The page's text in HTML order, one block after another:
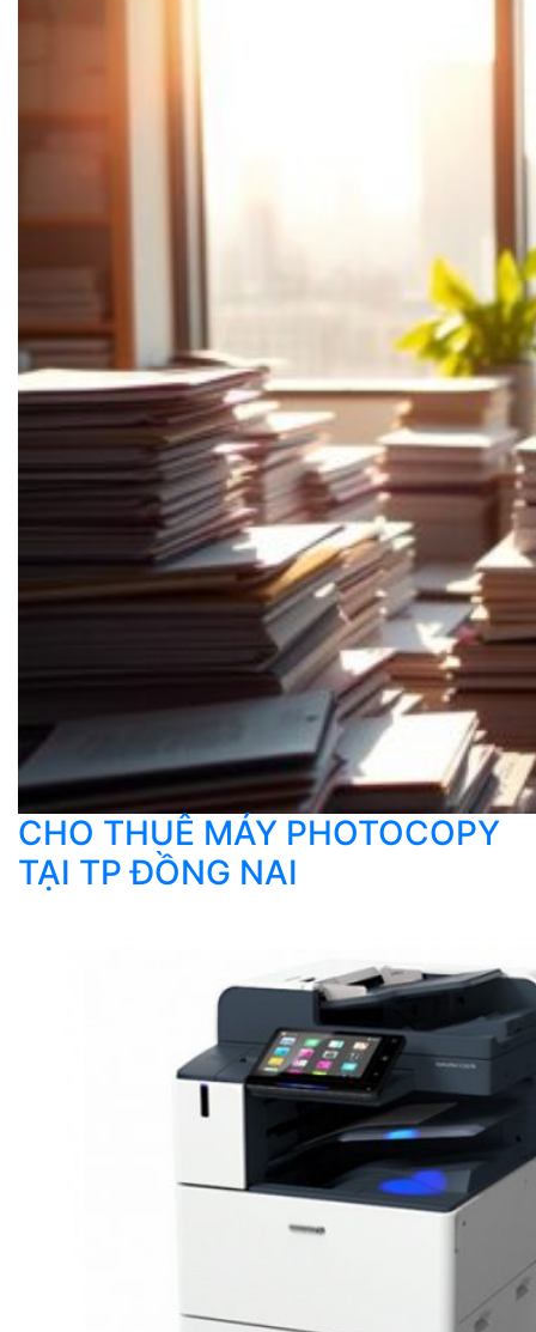
CHO THUÊ MÁY PHOTOCOPY
TẠI TP ĐỒNG NAI